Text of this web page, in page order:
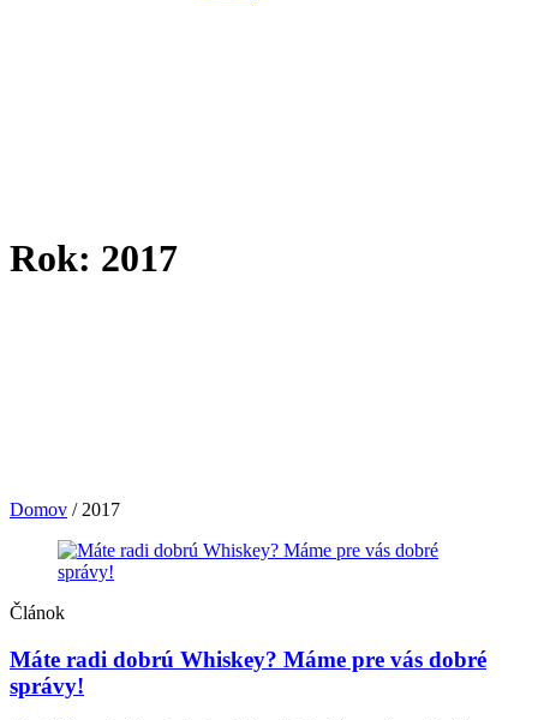
Rok: 2017
Domov / 2017
Článok
Máte radi dobrú Whiskey? Máme pre vás dobré
správy!